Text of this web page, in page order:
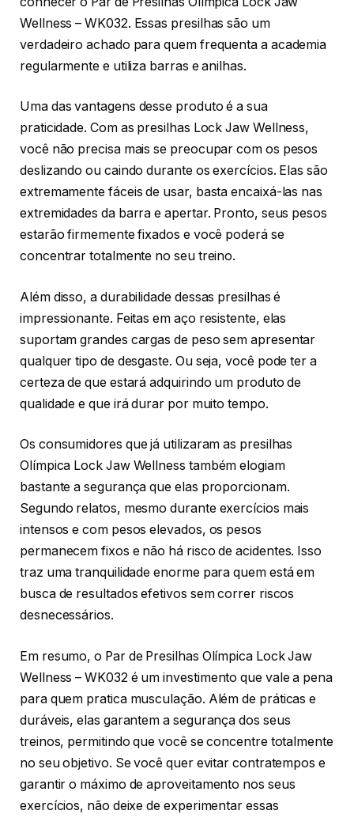
Wellness – WK032. Essas presilhas são um
verdadeiro achado para quem frequenta a academia
regularmente e utiliza barras e anilhas.
Uma das vantagens desse produto é a sua
praticidade. Com as presilhas Lock Jaw Wellness,
você não precisa mais se preocupar com os pesos
deslizando ou caindo durante os exercícios. Elas são
extremamente fáceis de usar, basta encaixá-las nas
extremidades da barra e apertar. Pronto, seus pesos
estarão firmemente fixados e você poderá se
concentrar totalmente no seu treino.
Além disso, a durabilidade dessas presilhas é
impressionante. Feitas em aço resistente, elas
suportam grandes cargas de peso sem apresentar
qualquer tipo de desgaste. Ou seja, você pode ter a
certeza de que estará adquirindo um produto de
qualidade e que irá durar por muito tempo.
Os consumidores que já utilizaram as presilhas
Olímpica Lock Jaw Wellness também elogiam
bastante a segurança que elas proporcionam.
Segundo relatos, mesmo durante exercícios mais
intensos e com pesos elevados, os pesos
permanecem fixos e não há risco de acidentes. Isso
traz uma tranquilidade enorme para quem está em
busca de resultados efetivos sem correr riscos
desnecessários.
Em resumo, o Par de Presilhas Olímpica Lock Jaw
Wellness – WK032 é um investimento que vale a pena
para quem pratica musculação. Além de práticas e
duráveis, elas garantem a segurança dos seus
treinos, permitindo que você se concentre totalmente
no seu objetivo. Se você quer evitar contratempos e
garantir o máximo de aproveitamento nos seus
exercícios, não deixe de experimentar essas